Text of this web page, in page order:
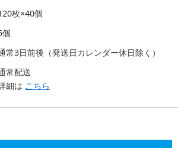
枚×40個
個
常3日前後（発送日カレンダー休日除く）
常配送
細は こちら